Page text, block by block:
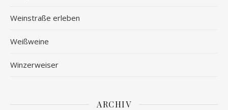
Weinstraße erleben
Weißweine
Winzerweiser
ARCHIV